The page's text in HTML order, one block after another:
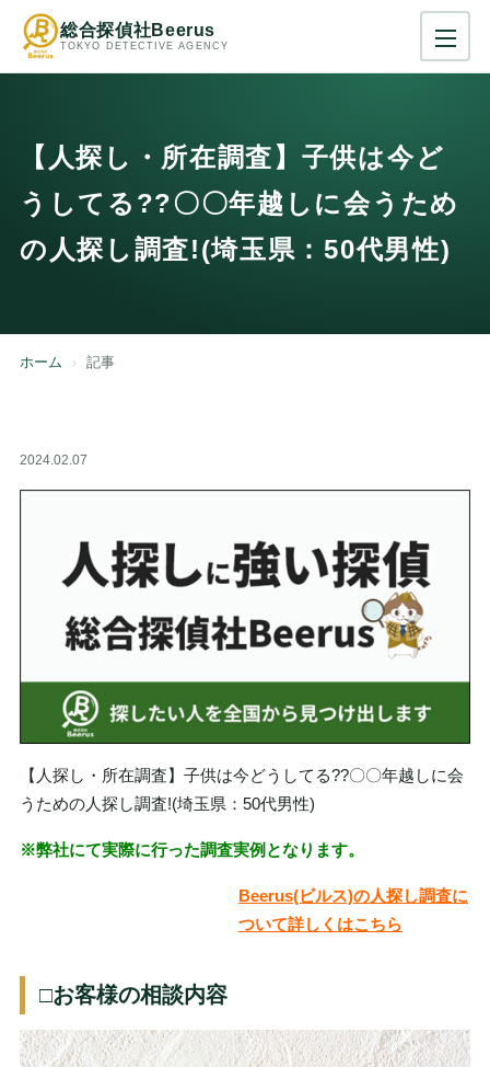
総合探偵社Beerus
TOKYO DETECTIVE AGENCY
【人探し・所在調査】子供は今ど
うしてる??〇〇年越しに会うため
の人探し調査!(埼玉県：50代男性)
ホーム 記事
2024.02.07
【人探し・所在調査】子供は今どうしてる??〇〇年越しに会
うための人探し調査!(埼玉県：50代男性)
※弊社にて実際に行った調査実例となります。
Beerus(ビルス)の人探し調査に
ついて詳しくはこちら
□お客様の相談内容